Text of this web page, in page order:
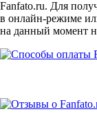
Fanfato.ru. Для
в онлайн-режиме
на данный момент